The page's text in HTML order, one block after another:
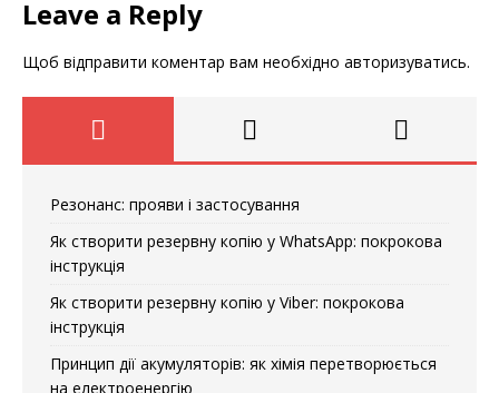
Leave a Reply
Щоб відправити коментар вам необхідно авторизуватись.
Резонанс: прояви і застосування
Як створити резервну копію у WhatsApp: покрокова
інструкція
Як створити резервну копію у Viber: покрокова
інструкція
Принцип дії акумуляторів: як хімія перетворюється
на електроенергію